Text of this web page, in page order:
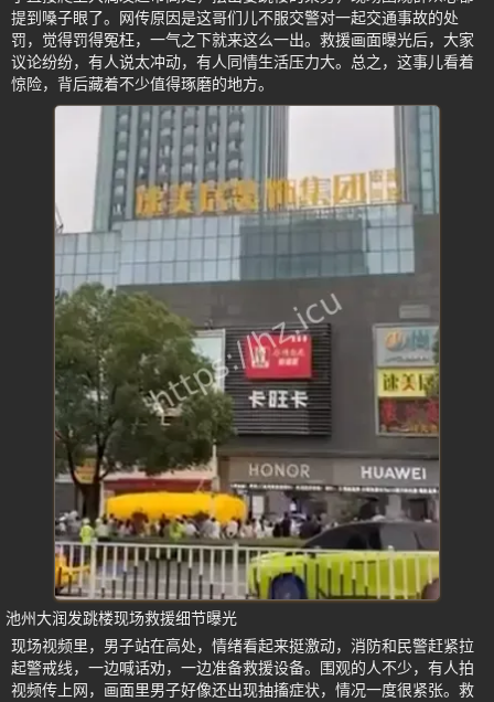
提到嗓子眼了。网传原因是这哥们儿不服交警对一起交通事故的处
罚，觉得罚得冤枉，一气之下就来这么一出。救援画面曝光后，大家
议论纷纷，有人说太冲动，有人同情生活压力大。总之，这事儿看着
惊险，背后藏着不少值得琢磨的地方。
池州大润发跳楼现场救援细节曝光
现场视频里，男子站在高处，情绪看起来挺激动，消防和民警赶紧拉
起警戒线，一边喊话劝，一边准备救援设备。围观的人不少，有人拍
视频传上网，画面里男子好像还出现抽搐症状，情况一度很紧张。救